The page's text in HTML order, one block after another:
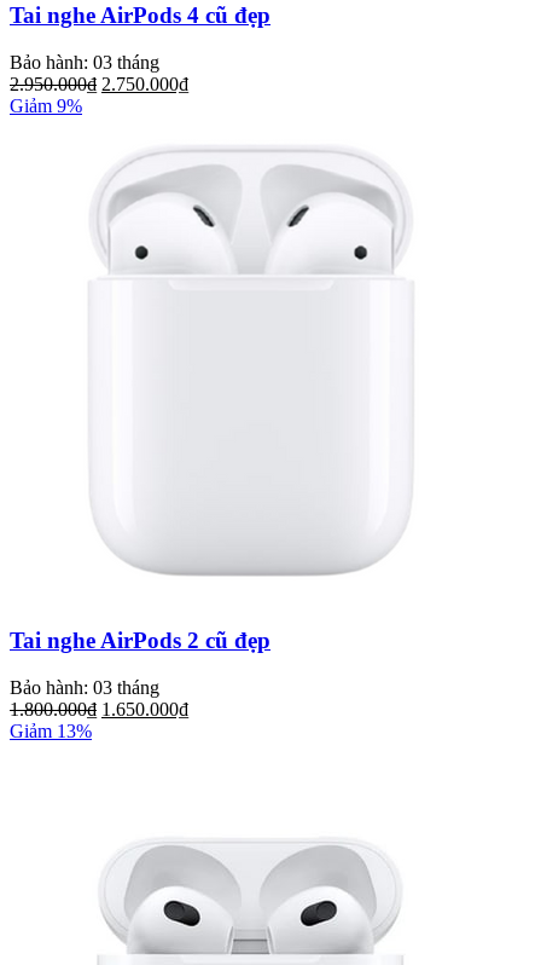
Tai nghe AirPods 4 cũ đẹp
Bảo hành: 03 tháng
2.950.000₫ 2.750.000₫
Giảm 9%
Tai nghe AirPods 2 cũ đẹp
Bảo hành: 03 tháng
1.800.000₫ 1.650.000₫
Giảm 13%